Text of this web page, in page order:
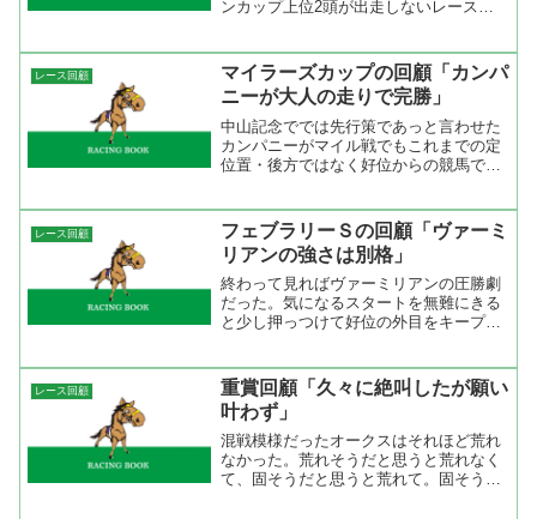
ンカップ上位2頭が出走しないレースで
でもそうだが主役不在で強い勝ち方をし
てきた。だから、どうして...
レース回顧
マイラーズカップの回顧「カンパ
ニーが大人の走りで完勝」
中山記念ででは先行策であっと言わせた
カンパニーがマイル戦でもこれまでの定
位置・後方ではなく好位からの競馬で早
もあって上がりは速くないが一番速くゴ
ールした。決め手はあるの...
レース回顧
フェブラリーＳの回顧「ヴァーミ
リアンの強さは別格」
終わって見ればヴァーミリアンの圧勝劇
だった。気になるスタートを無難にきる
と少し押っつけて好位の外目をキープ。
が積極的に勝ちに行く競馬をしての結果
だからね。武豊にとっては...
レース回顧
重賞回顧「久々に絶叫したが願い
叶わず」
混戦模様だったオークスはそれほど荒れ
なかった。荒れそうだと思うと荒れなく
て、固そうだと思うと荒れて。固そうだ